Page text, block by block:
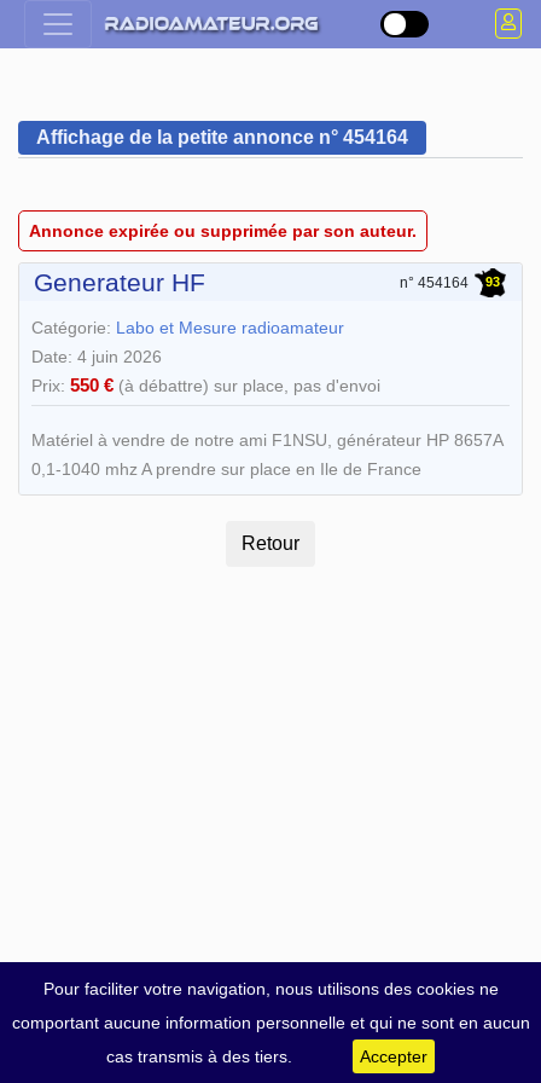
Pour faciliter votre navigation, nous utilisons des cookies ne
comportant aucune information personnelle et qui ne sont en aucun
cas transmis à des tiers.
Accepter
Affichage de la petite annonce n° 454164
Annonce expirée ou supprimée par son auteur.
Generateur HF n° 454164 93
Catégorie: Labo et Mesure radioamateur
Date: 4 juin 2026
Prix: 550 € (à débattre) sur place, pas d'envoi
Matériel à vendre de notre ami F1NSU, générateur HP 8657A
0,1-1040 mhz A prendre sur place en Ile de France